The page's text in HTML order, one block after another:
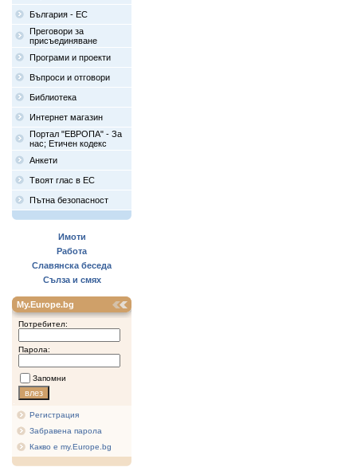
България - ЕС
Преговори за
присъединяване
Програми и проекти
Въпроси и отговори
Библиотека
Интернет магазин
Портал "ЕВРОПА" - За
нас; Етичен кодекс
Анкети
Твоят глас в ЕС
Пътна безопасност
Имоти
Работа
Славянска беседа
Сълза и смях
My.Europe.bg
Потребител:
Парола:
Запомни
Регистрация
Забравена парола
Какво е my.Europe.bg